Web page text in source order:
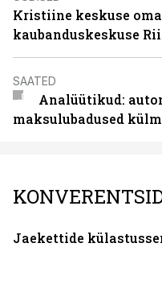
Kristiine keskuse
kaubanduskeskuse
SAATED
Analüütikud:
maksulubadused
Jaekettide